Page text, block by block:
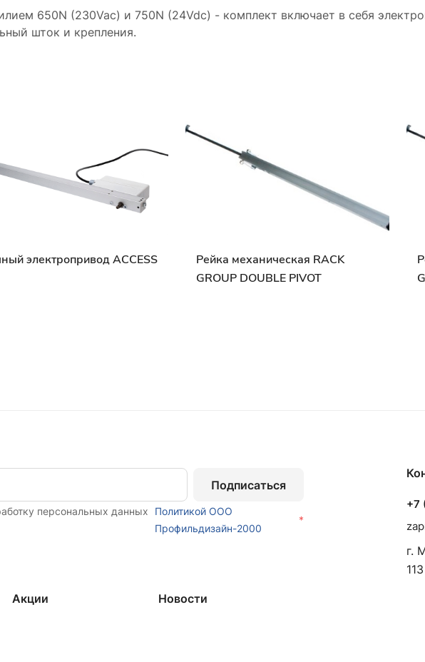
650N (230Vac) и 750N (24Vdc) - комплект включает в себя
шток и крепления.
электропривод ACCESS
Рейка механическая RACK
GROUP DOUBLE PIVOT
Подписаться
персональных данных
Политикой ООО
Профильдизайн-2000
*
Акции Новости
+7
г.
113